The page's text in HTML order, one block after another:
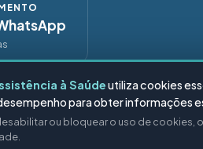
à Saúdeutiliza cookies
para obter informações
ou bloquear o uso de cookies,